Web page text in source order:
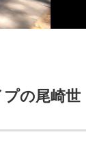
の尾崎世